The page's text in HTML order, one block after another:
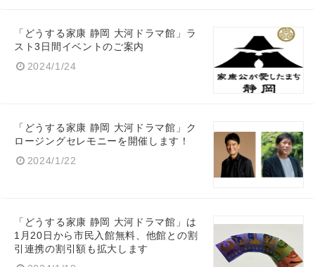
「どうする家康 静岡 大河ドラマ館」ラ
スト3日間イベントのご案内
2024/1/24
「どうする家康 静岡 大河ドラマ館」ク
ロージングセレモニーを開催します！
2024/1/22
「どうする家康 静岡 大河ドラマ館」は
1月20日から市民入館無料、他館との割
引連携の割引額も拡大します